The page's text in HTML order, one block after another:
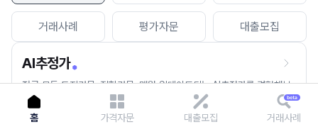
거래사례 평가자문 대출모집
AI추정가
전국 모든 토지건물, 집합건물, 매월 업데이트되는 AI추정가를 경험해보
세요.
홈 가격자문 대출모집 거래사례